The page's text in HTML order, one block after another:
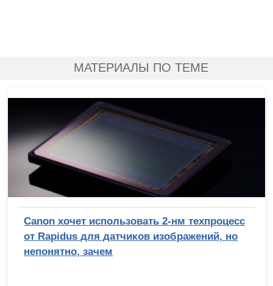
МАТЕРИАЛЫ ПО ТЕМЕ
Canon хочет использовать 2-нм техпроцесс
от Rapidus для датчиков изображений, но
непонятно, зачем